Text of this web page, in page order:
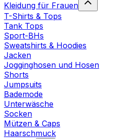
Kleidung für Frauen
T-Shirts & Tops
Tank Tops
Sport-BHs
Sweatshirts & Hoodies
Jacken
Jogginghosen und Hosen
Shorts
Jumpsuits
Bademode
Unterwäsche
Socken
Mützen & Caps
Haarschmuck